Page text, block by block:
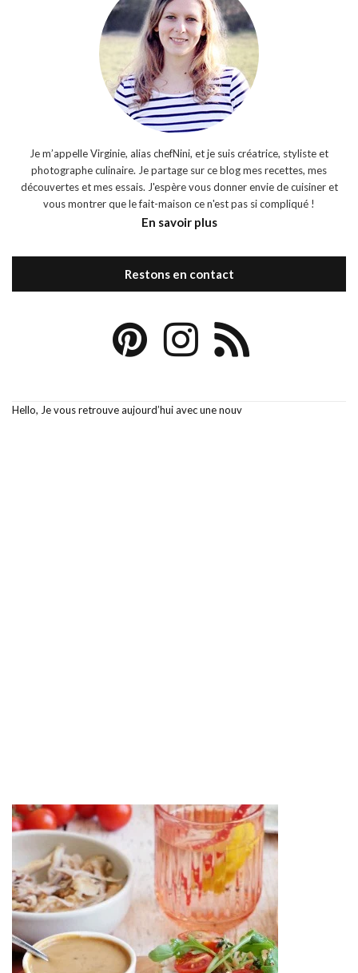
Je m’appelle Virginie, alias chefNini, et je suis créatrice, styliste et
photographe culinaire. Je partage sur ce blog mes recettes, mes
découvertes et mes essais. J'espère vous donner envie de cuisiner et
vous montrer que le fait-maison ce n'est pas si compliqué !
En savoir plus
Restons en contact
Hello, Je vous retrouve aujourd’hui avec une nouv